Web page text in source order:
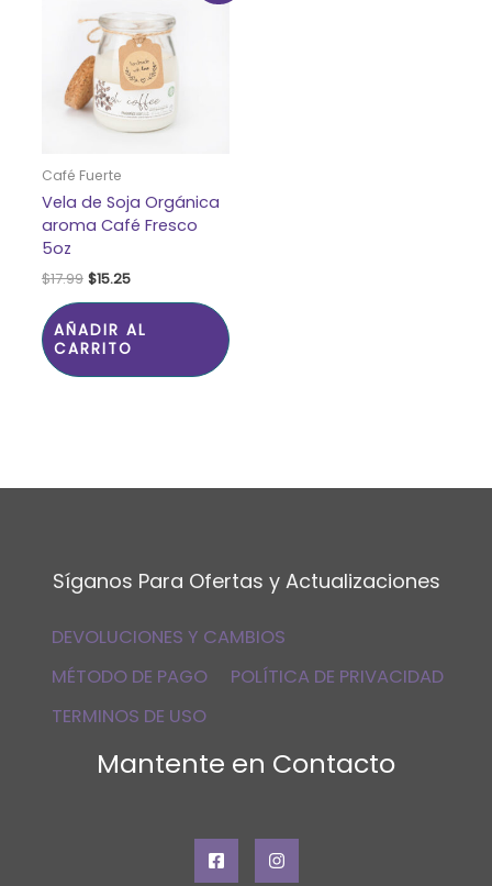
Café Fuerte
Vela de Soja Orgánica
aroma Café Fresco
5oz
$17.99
original
era:
$17.99.
$15.25
actual
es:
$15.25.
AÑADIR AL
CARRITO
Síganos Para Ofertas y Actualizaciones
DEVOLUCIONES Y CAMBIOS
MÉTODO DE PAGO
POLÍTICA DE PRIVACIDAD
TERMINOS DE USO
Mantente en Contacto